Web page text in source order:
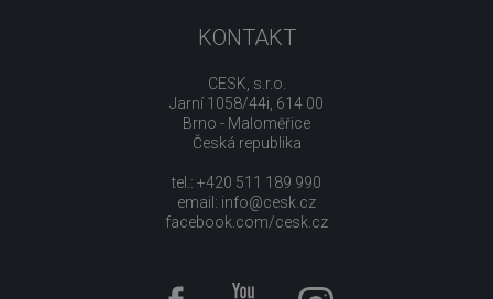
KONTAKT
CESK, s.r.o.
Jarní 1058/44i, 614 00
Brno - Maloměřice
Česká republika
tel.: +420 511 189 990
email: info@cesk.cz
facebook.com/cesk.cz